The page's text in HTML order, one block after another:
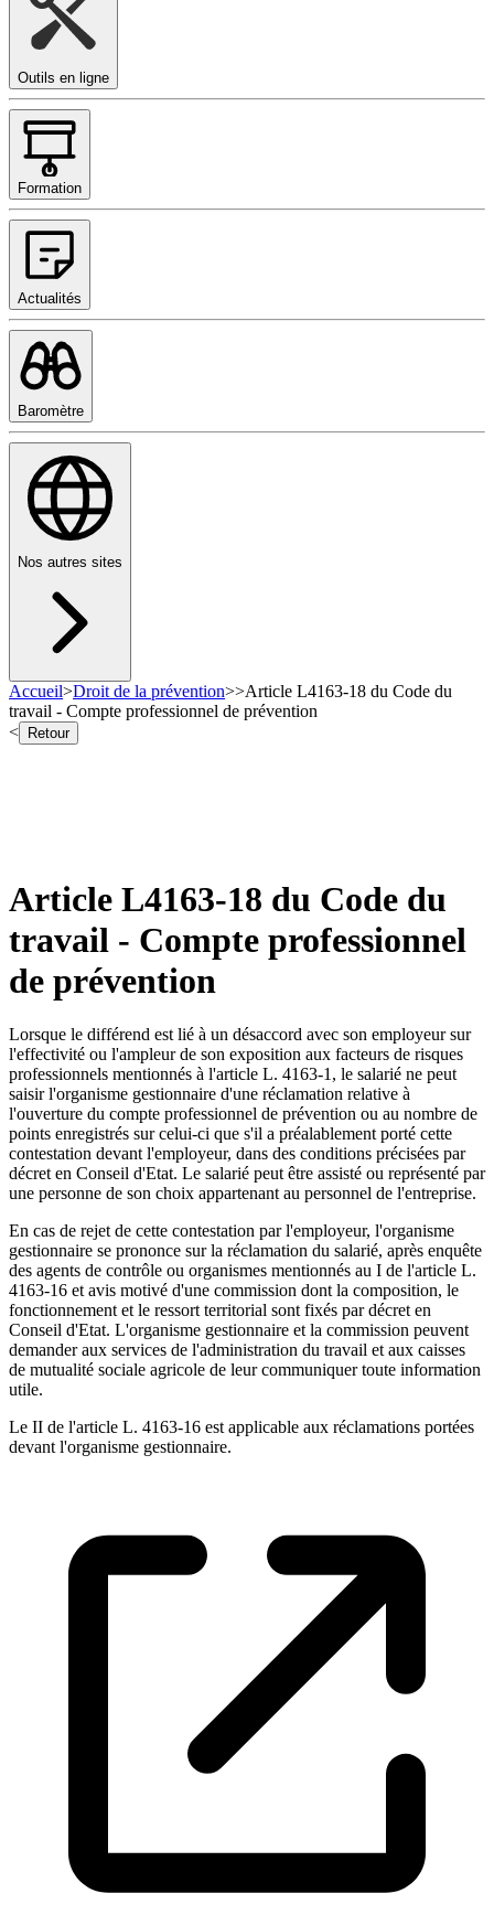
Outils en ligne
Formation
Actualités
Baromètre
Nos autres sites
Accueil>Droit de la prévention>>Article L4163-18 du Code du
travail - Compte professionnel de prévention
<
Retour
Article L4163-18 du Code du
travail - Compte professionnel
de prévention
Lorsque le différend est lié à un désaccord avec son employeur sur
l'effectivité ou l'ampleur de son exposition aux facteurs de risques
professionnels mentionnés à l'article L. 4163-1, le salarié ne peut
saisir l'organisme gestionnaire d'une réclamation relative à
l'ouverture du compte professionnel de prévention ou au nombre de
points enregistrés sur celui-ci que s'il a préalablement porté cette
contestation devant l'employeur, dans des conditions précisées par
décret en Conseil d'Etat. Le salarié peut être assisté ou représenté par
une personne de son choix appartenant au personnel de l'entreprise.
En cas de rejet de cette contestation par l'employeur, l'organisme
gestionnaire se prononce sur la réclamation du salarié, après enquête
des agents de contrôle ou organismes mentionnés au I de l'article L.
4163-16 et avis motivé d'une commission dont la composition, le
fonctionnement et le ressort territorial sont fixés par décret en
Conseil d'Etat. L'organisme gestionnaire et la commission peuvent
demander aux services de l'administration du travail et aux caisses
de mutualité sociale agricole de leur communiquer toute information
utile.
Le II de l'article L. 4163-16 est applicable aux réclamations portées
devant l'organisme gestionnaire.